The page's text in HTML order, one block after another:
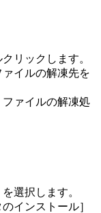
リックします。
ァイルの解凍先を
ファイルの解凍処
選択します。
インストール］